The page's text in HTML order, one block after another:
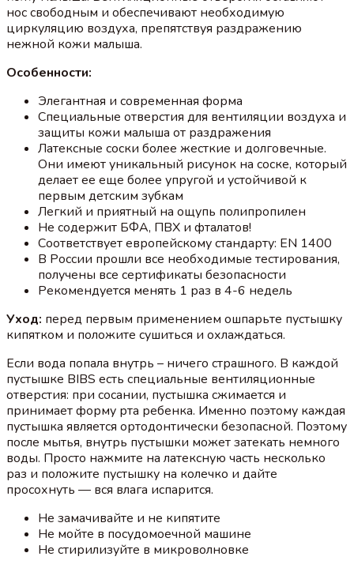
нос свободным и обеспечивают необходимую
циркуляцию воздуха, препятствуя раздражению
нежной кожи малыша.
Особенности:
Элегантная и современная форма
Специальные отверстия для вентиляции воздуха и
защиты кожи малыша от раздражения
Латексные соски более жесткие и долговечные.
Они имеют уникальный рисунок на соске, который
делает ее еще более упругой и устойчивой к
первым детским зубкам
Легкий и приятный на ощупь полипропилен
Не содержит БФА, ПВХ и фталатов!
Соответствует европейскому стандарту: EN 1400
В России прошли все необходимые тестирования,
получены все сертификаты безопасности
Рекомендуется менять 1 раз в 4-6 недель
Уход: перед первым применением ошпарьте пустышку
кипятком и положите сушиться и охлаждаться.
Если вода попала внутрь – ничего страшного. В каждой
пустышке BIBS есть специальные вентиляционные
отверстия: при сосании, пустышка сжимается и
принимает форму рта ребенка. Именно поэтому каждая
пустышка является ортодонтически безопасной. Поэтому
после мытья, внутрь пустышки может затекать немного
воды. Просто нажмите на латексную часть несколько
раз и положите пустышку на колечко и дайте
просохнуть — вся влага испарится.
Не замачивайте и не кипятите
Не мойте в посудомоечной машине
Не стирилизуйте в микроволновке